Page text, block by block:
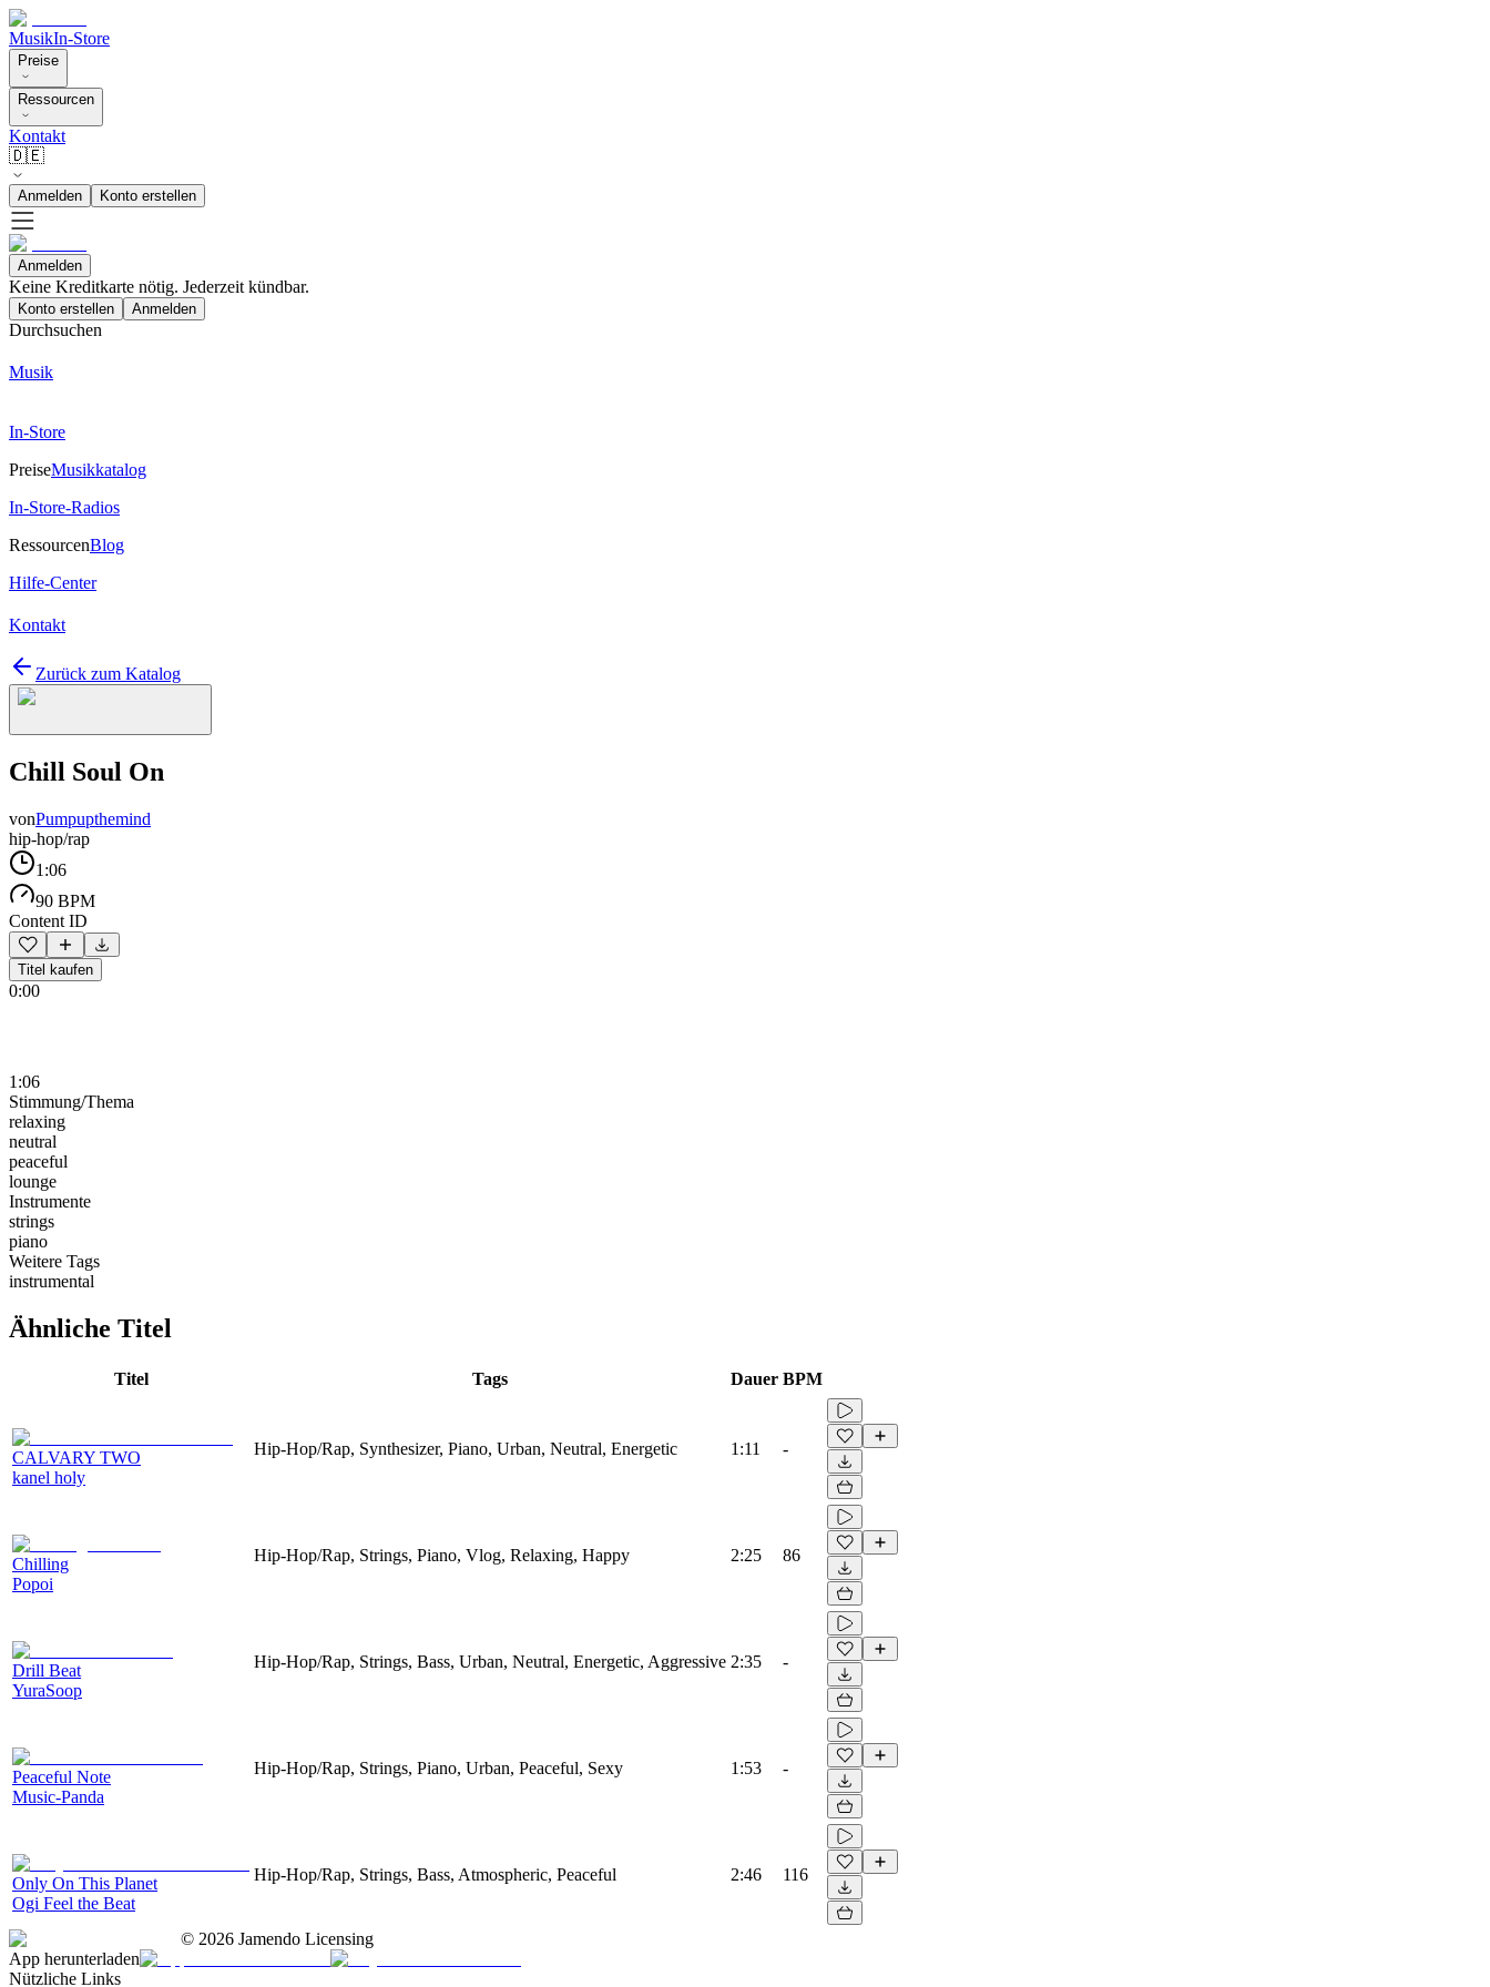
MusikIn-Store
Preise
Ressourcen
Kontakt
🇩🇪
Anmelden Konto erstellen
Anmelden
Keine Kreditkarte nötig. Jederzeit kündbar.
Konto erstellen Anmelden
Durchsuchen
Musik
In-Store
PreiseMusikkatalog
In-Store-Radios
RessourcenBlog
Hilfe-Center
Kontakt
Zurück zum Katalog
Chill Soul On
vonPumpupthemind
hip-hop/rap
1:06
90 BPM
Content ID
Titel kaufen
0:00
1:06
Stimmung/Thema
relaxing
neutral
peaceful
lounge
Instrumente
strings
piano
Weitere Tags
instrumental
Ähnliche Titel
Titel Tags Dauer BPM
CALVARY TWO
kanel holy
Hip-Hop/Rap, Synthesizer, Piano, Urban, Neutral, Energetic 1:11 -
Chilling
Popoi
Hip-Hop/Rap, Strings, Piano, Vlog, Relaxing, Happy 2:25 86
Drill Beat
YuraSoop
Hip-Hop/Rap, Strings, Bass, Urban, Neutral, Energetic, Aggressive 2:35 -
Peaceful Note
Music-Panda
Hip-Hop/Rap, Strings, Piano, Urban, Peaceful, Sexy 1:53 -
Only On This Planet
Ogi Feel the Beat
Hip-Hop/Rap, Strings, Bass, Atmospheric, Peaceful 2:46 116
© 2026 Jamendo Licensing
App herunterladen
Nützliche Links